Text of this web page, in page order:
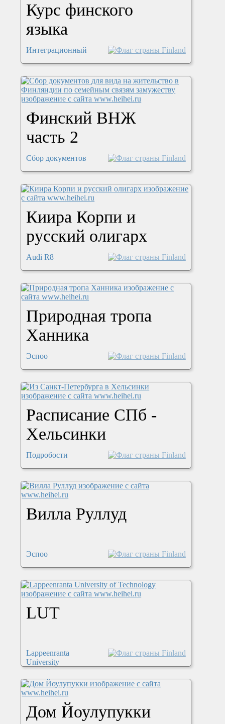
Курс финского
языка
Интеграционный
Финский ВНЖ
часть 2
Сбор документов
Киира Корпи и
русский олигарх
Audi R8
Природная тропа
Ханника
Эспоо
Расписание СПб -
Хельсинки
Подробости
Вилла Руллуд
Эспоо
LUT
Lappeenranta
University
Дом Йоулупукки